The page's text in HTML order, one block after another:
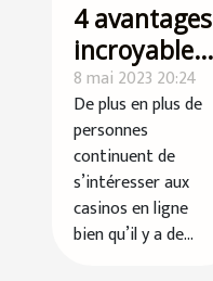
4 avantages
incroyables
des casinos
en ligne
8 mai 2023 20:24
De plus en plus de
personnes
continuent de
s’intéresser aux
casinos en ligne
bien qu’il y a de...